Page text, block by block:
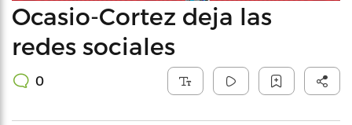
Ocasio-Cortez deja las
redes sociales
0